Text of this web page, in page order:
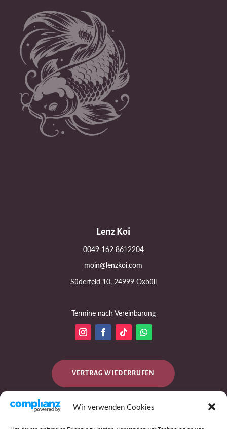
Wir verwenden Cookies
Lenz Koi
0049 162 8612204
moin@lenzkoi.com
Süderfeld 10, 24999 Oxbüll
Termine nach Vereinbarung
VERTRAG WIEDERRUFEN